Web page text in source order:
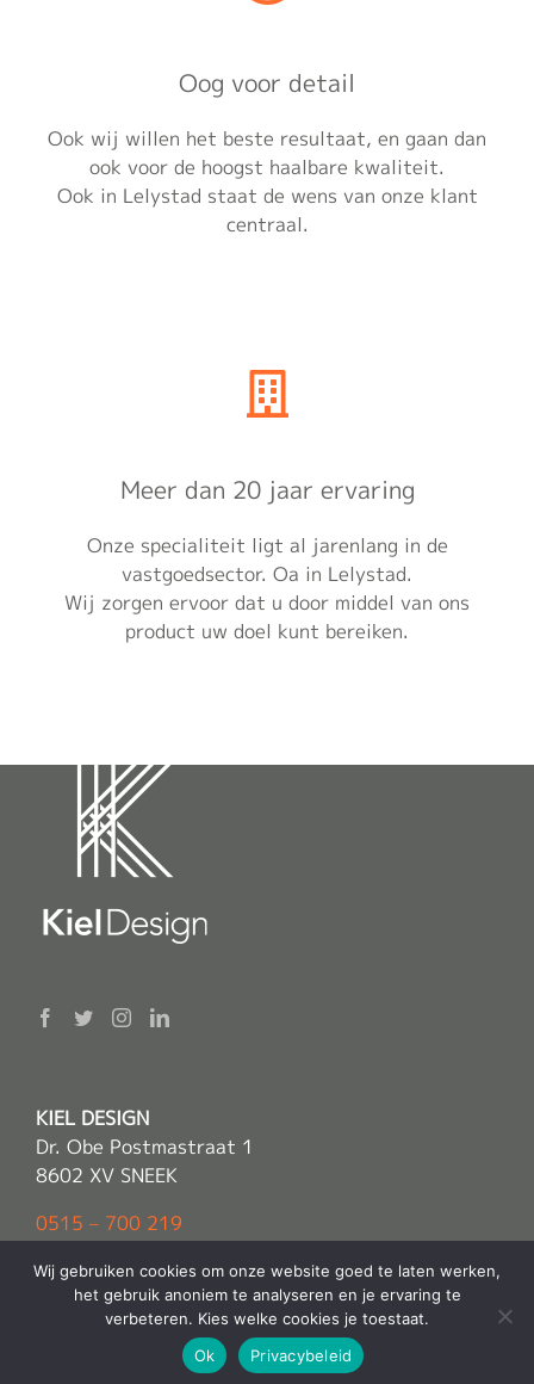
Oog voor detail
Ook wij willen het beste resultaat, en gaan dan
ook voor de hoogst haalbare kwaliteit.
Ook in Lelystad staat de wens van onze klant
centraal.
Meer dan 20 jaar ervaring
Onze specialiteit ligt al jarenlang in de
vastgoedsector. Oa in Lelystad.
Wij zorgen ervoor dat u door middel van ons
product uw doel kunt bereiken.
KIEL DESIGN
Dr. Obe Postmastraat 1
8602 XV SNEEK
0515 – 700 219
Kiel Design| Alle rechten voorbehouden |
Powered by
Wij gebruiken cookies om onze website goed te laten werken,
het gebruik anoniem te analyseren en je ervaring te
verbeteren. Kies welke cookies je toestaat.
Ok
Privacybeleid